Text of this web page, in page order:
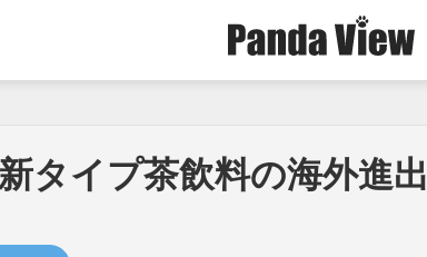
タイプ茶飲料の海外進出